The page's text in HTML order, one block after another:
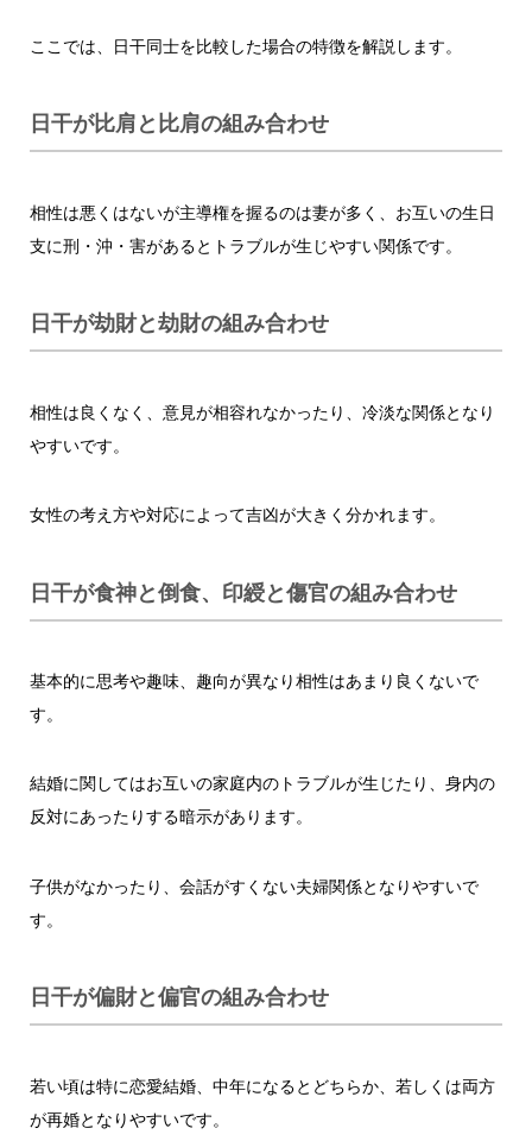
ここでは、日干同士を比較した場合の特徴を解説します。
日干が比肩と比肩の組み合わせ
相性は悪くはないが主導権を握るのは妻が多く、お互いの生日
支に刑・沖・害があるとトラブルが生じやすい関係です。
日干が劫財と劫財の組み合わせ
相性は良くなく、意見が相容れなかったり、冷淡な関係となり
やすいです。
女性の考え方や対応によって吉凶が大きく分かれます。
日干が食神と倒食、印綬と傷官の組み合わせ
基本的に思考や趣味、趣向が異なり相性はあまり良くないで
す。
結婚に関してはお互いの家庭内のトラブルが生じたり、身内の
反対にあったりする暗示があります。
子供がなかったり、会話がすくない夫婦関係となりやすいで
す。
日干が偏財と偏官の組み合わせ
若い頃は特に恋愛結婚、中年になるとどちらか、若しくは両方
が再婚となりやすいです。